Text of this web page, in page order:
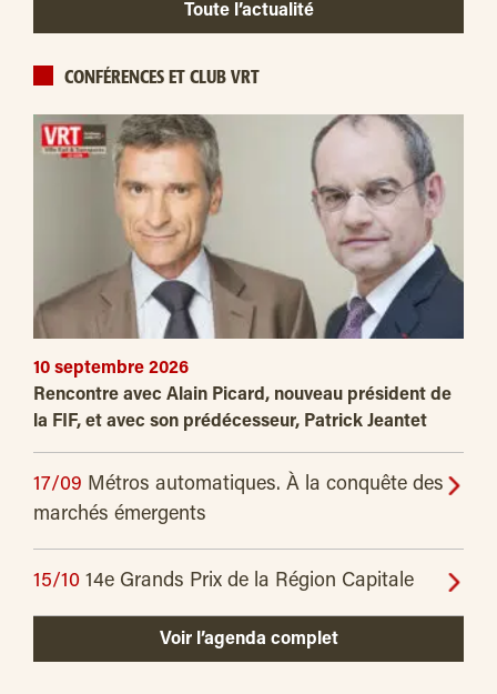
Toute l’actualité
CONFÉRENCES ET CLUB VRT
10 septembre 2026
Rencontre avec Alain Picard, nouveau président de
la FIF, et avec son prédécesseur, Patrick Jeantet
17/09 Métros automatiques. À la conquête des
marchés émergents
15/10 14e Grands Prix de la Région Capitale
Voir l’agenda complet